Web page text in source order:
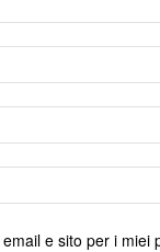
e sito per i miei